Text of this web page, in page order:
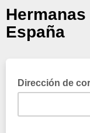
España
Dirección de